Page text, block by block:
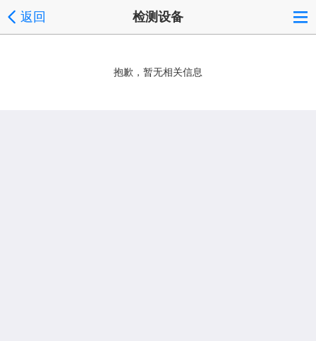
返回 检测设备
抱歉，暂无相关信息